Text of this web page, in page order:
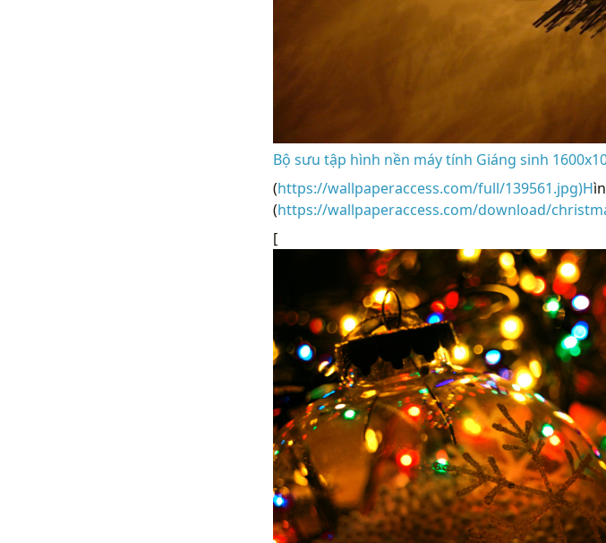
Bộ sưu tập hình nền máy tính Giáng sinh
(https://wallpaperaccess.com/full/139561.jpg)H
(https://wallpaperaccess.com/download/
[